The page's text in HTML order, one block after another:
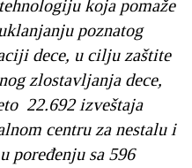
koja pomaže
poznatog
dece, u cilju zaštite
zlostavljanja dece,
22.692 izveštaja
centru za nestalu i
poređenju sa 596